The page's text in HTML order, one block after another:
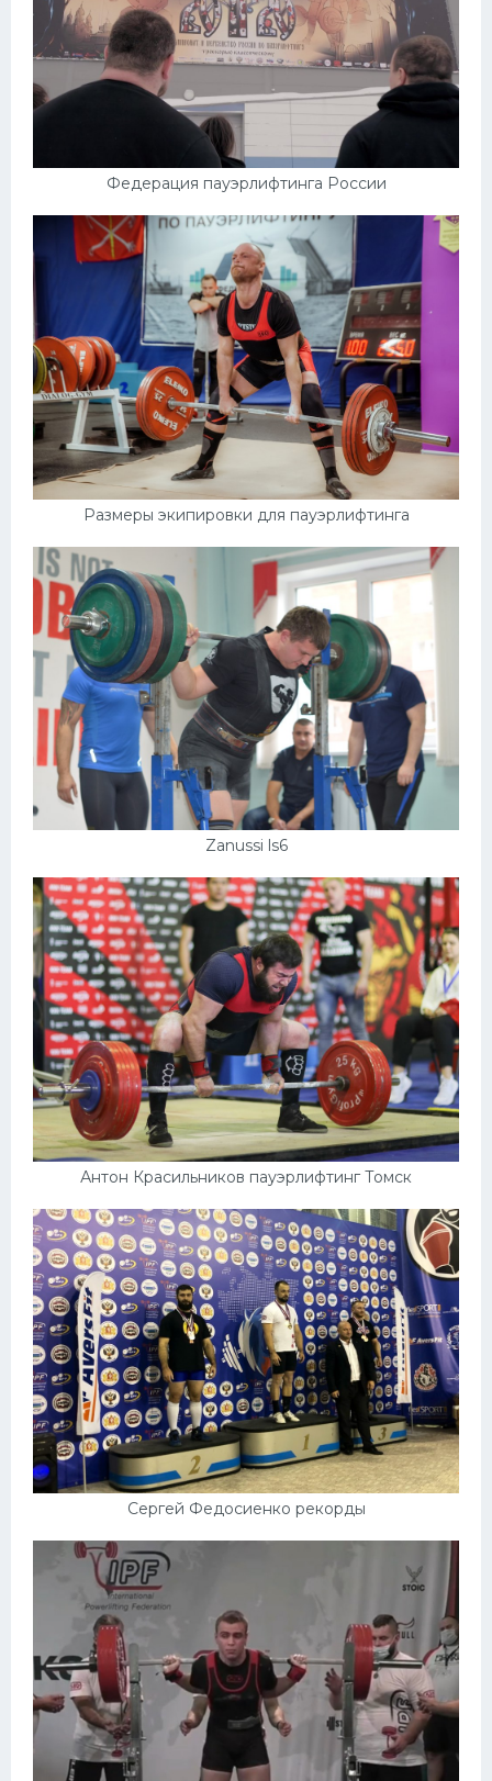
Федерация пауэрлифтинга России
Размеры экипировки для пауэрлифтинга
Zanussi ls6
Антон Красильников пауэрлифтинг Томск
Сергей Федосиенко рекорды